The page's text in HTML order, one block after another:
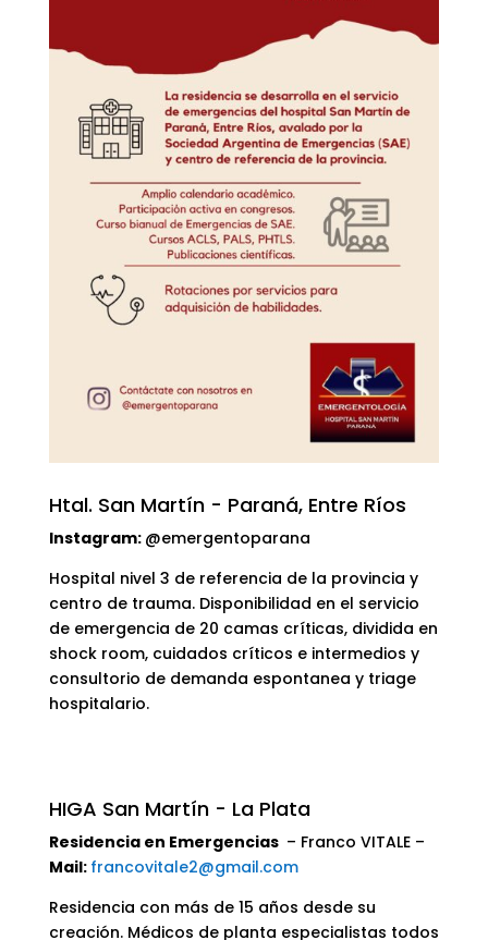
Htal. San Martín - Paraná, Entre Ríos
Instagram: @emergentoparana
Hospital nivel 3 de referencia de la provincia y
centro de trauma. Disponibilidad en el servicio
de emergencia de 20 camas críticas, dividida en
shock room, cuidados críticos e intermedios y
consultorio de demanda espontanea y triage
hospitalario.
HIGA San Martín - La Plata
Residencia en Emergencias – Franco VITALE –
Mail: francovitale2@gmail.com
Residencia con más de 15 años desde su
creación. Médicos de planta especialistas todos